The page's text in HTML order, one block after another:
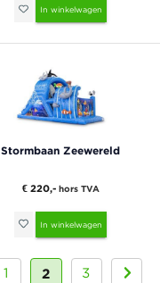
In winkelwagen
Stormbaan Zeewereld
€ 220,- hors TVA
In winkelwagen
2 3